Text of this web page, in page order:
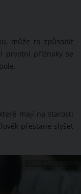
může to způsobit
prvotní příznaky se
mají na starosti
přestane slyšet